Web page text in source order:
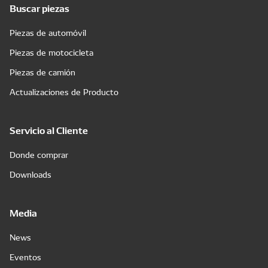
Buscar piezas
Piezas de automóvil
Piezas de motocicleta
Piezas de camión
Actualizaciones de Producto
Servicio al Cliente
Donde comprar
Downloads
Media
News
Eventos